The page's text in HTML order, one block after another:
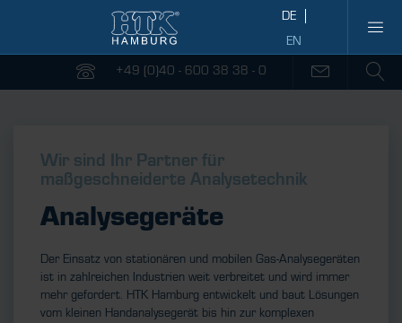
+49 (0)40 - 600 38 38 - 0
Wir sind Ihr Partner für
maßgeschneiderte Analysetechnik
Analysegeräte
Der Einsatz von stationären und mobilen Gas-Analysegeräten
ist in zahlreichen Industrien weit verbreitet und wird immer
mehr gefordert. HTK Hamburg entwickelt und baut Lösungen
vom kleinen Handanalysegerät bis hin zur komplexen